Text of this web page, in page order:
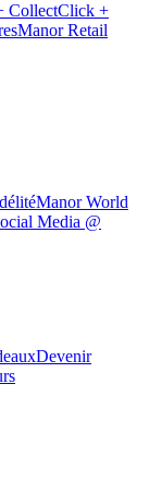
CollectClick +
Manor Retail
Manor World
Media @
Devenir